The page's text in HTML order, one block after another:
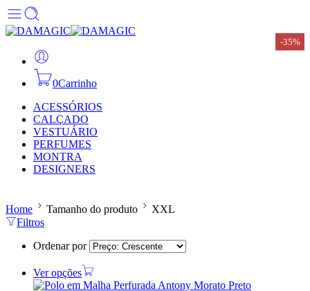
0Carrinho
ACESSÓRIOS
CALÇADO
VESTUÁRIO
PERFUMES
MONTRA
DESIGNERS
Home Tamanho do produto
XXL
Filtros
Ordenar por
-35%
Ver opções
-35%